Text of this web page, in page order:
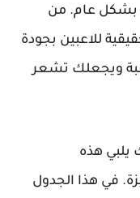
بشكل عام. من
للاعبين بجودة
ويجعلك تشعر
يلبي هذه
في هذا الجدول